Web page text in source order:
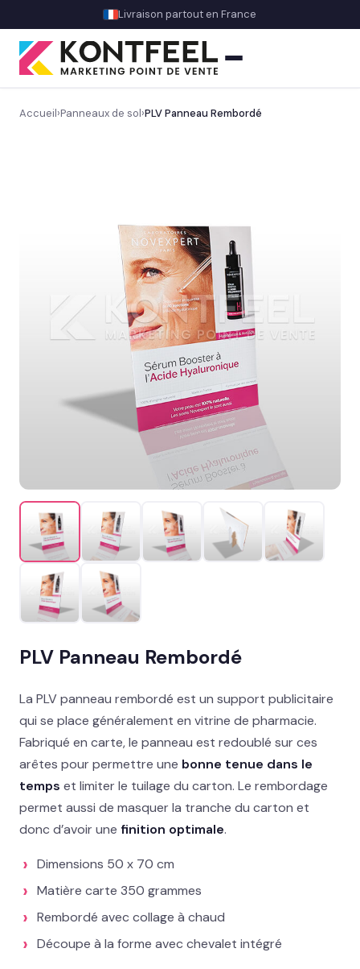
Livraison partout en France
Totem carton
Animation commerciale
Théâtralisation magasin & décors
OFFRE DU MOMENT
Le produit du moment→
Présentoir comptoir
Stand événementiel
Packaging et coffrets
Solutions métiers
Contact
02 78 77 53 93
Devis gratuit →
Accueil›Panneaux de sol›PLV Panneau Rembordé
PLV Panneau Rembordé
La PLV panneau rembordé est un support publicitaire
qui se place généralement en vitrine de pharmacie.
Fabriqué en carte, le panneau est redoublé sur ces
arêtes pour permettre une bonne tenue dans le
temps et limiter le tuilage du carton. Le rembordage
permet aussi de masquer la tranche du carton et
donc d’avoir une finition optimale.
Dimensions 50 x 70 cm
Matière carte 350 grammes
Rembordé avec collage à chaud
Découpe à la forme avec chevalet intégré